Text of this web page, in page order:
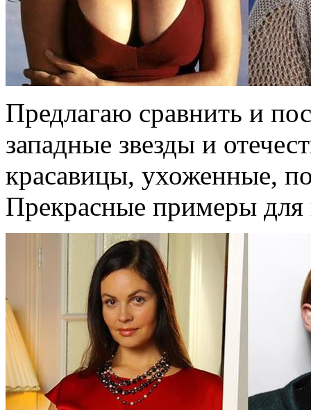
Предлагаю сравнить и
западные звезды и
красавицы, ухоженные,
Прекрасные примеры